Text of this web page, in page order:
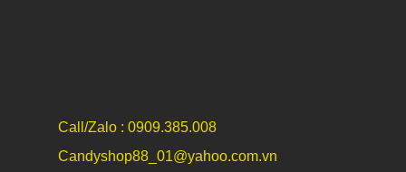
Call/Zalo : 0909.385.008
Candyshop88_01@yahoo.com.vn